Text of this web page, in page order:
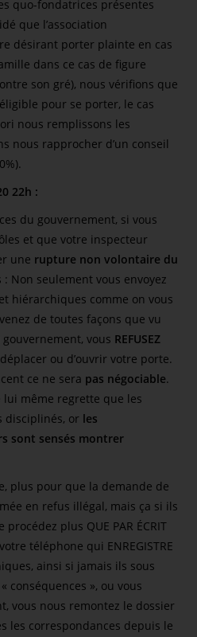
quo-fondatrices présentes
que l’association
désirant porter plainte en cas
dans ce cas de figure
son gré), nous vérifions que
pour se porter, le cas
nous remplissons les
nous rapprocher d’un conseil
22h :
du gouvernement, si vous
et que votre inspecteur
une rupture non volontaire du
: Non seulement vous envoyez
hiérarchiques comme on vous
de toutes façons que vu
vous REFUSEZ
ou d’ouvrir votre porte.
ce ne sera pas négociable.
même regrette que les
disciplinés, or les
sont sensés montrer
plus pour que la demande de
en refus illégal, mais ça si ils
plus QUE PAR ÉCRIT
téléphone qui ENREGISTRE
ainsi si jamais ils sous
conséquences », ou vous
vous nous remontez le dossier
les correspondances depuis le